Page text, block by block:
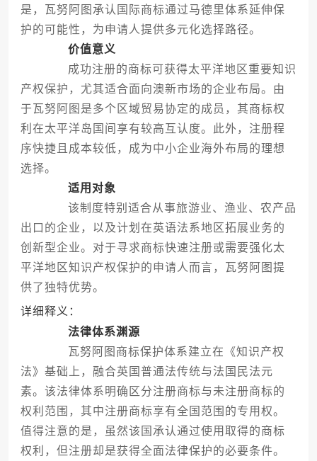
是，瓦努阿图承认国际商标通过马德里体系延伸保
护的可能性，为申请人提供多元化选择路径。
价值意义
成功注册的商标可获得太平洋地区重要知识
产权保护，尤其适合面向澳新市场的企业布局。由
于瓦努阿图是多个区域贸易协定的成员，其商标权
利在太平洋岛国间享有较高互认度。此外，注册程
序快捷且成本较低，成为中小企业海外布局的理想
选择。
适用对象
该制度特别适合从事旅游业、渔业、农产品
出口的企业，以及计划在英语法系地区拓展业务的
创新型企业。对于寻求商标快速注册或需要强化太
平洋地区知识产权保护的申请人而言，瓦努阿图提
供了独特优势。
详细释义：
法律体系渊源
瓦努阿图商标保护体系建立在《知识产权
法》基础上，融合英国普通法传统与法国民法元
素。该法律体系明确区分注册商标与未注册商标的
权利范围，其中注册商标享有全国范围的专用权。
值得注意的是，虽然该国承认通过使用取得的商标
权利，但注册却是获得全面法律保护的必要条件。